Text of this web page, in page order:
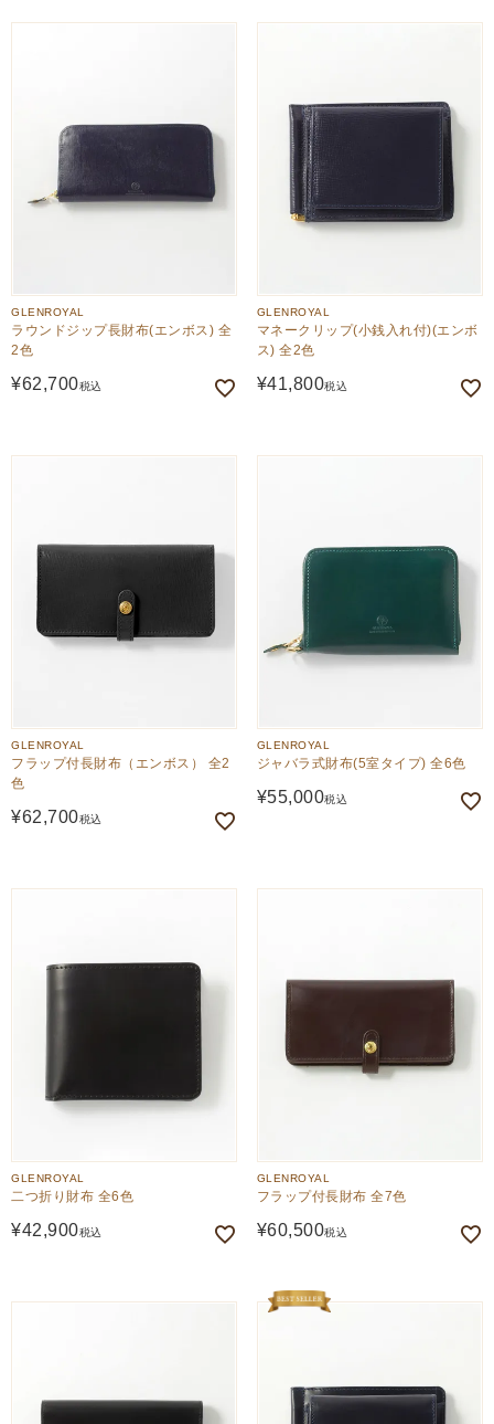
GLENROYAL
ラウンドジップ長財布(エンボス) 全
2色
¥62,700税込
GLENROYAL
マネークリップ(小銭入れ付)(エンボ
ス) 全2色
¥41,800税込
GLENROYAL
フラップ付長財布（エンボス） 全2
色
¥62,700税込
GLENROYAL
ジャバラ式財布(5室タイプ) 全6色
¥55,000税込
GLENROYAL
二つ折り財布 全6色
¥42,900税込
GLENROYAL
フラップ付長財布 全7色
¥60,500税込